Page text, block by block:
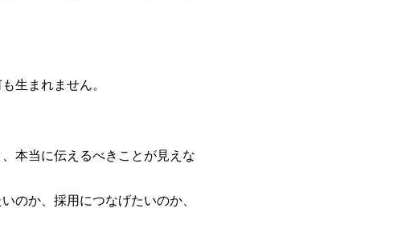
生まれません。
本当に伝えるべきことが見えな
のか、採用につなげたいのか、